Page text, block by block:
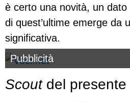
è certo una novità, un
di quest’ultime emerge da
significativa.
Pubblicità
Scoutdel presente